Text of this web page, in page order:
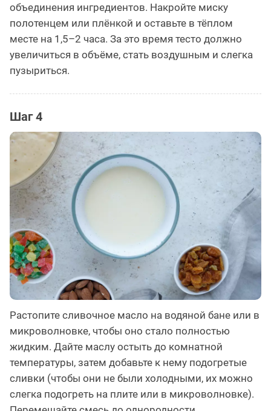
объединения ингредиентов. Накройте миску
полотенцем или плёнкой и оставьте в тёплом
месте на 1,5–2 часа. За это время тесто должно
увеличиться в объёме, стать воздушным и слегка
пузыриться.
Шаг 4
Растопите сливочное масло на водяной бане или в
микроволновке, чтобы оно стало полностью
жидким. Дайте маслу остыть до комнатной
температуры, затем добавьте к нему подогретые
сливки (чтобы они не были холодными, их можно
слегка подогреть на плите или в микроволновке).